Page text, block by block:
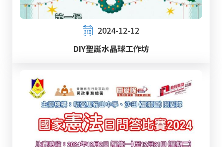
2024-12-12
DIY聖誕水晶球工作坊